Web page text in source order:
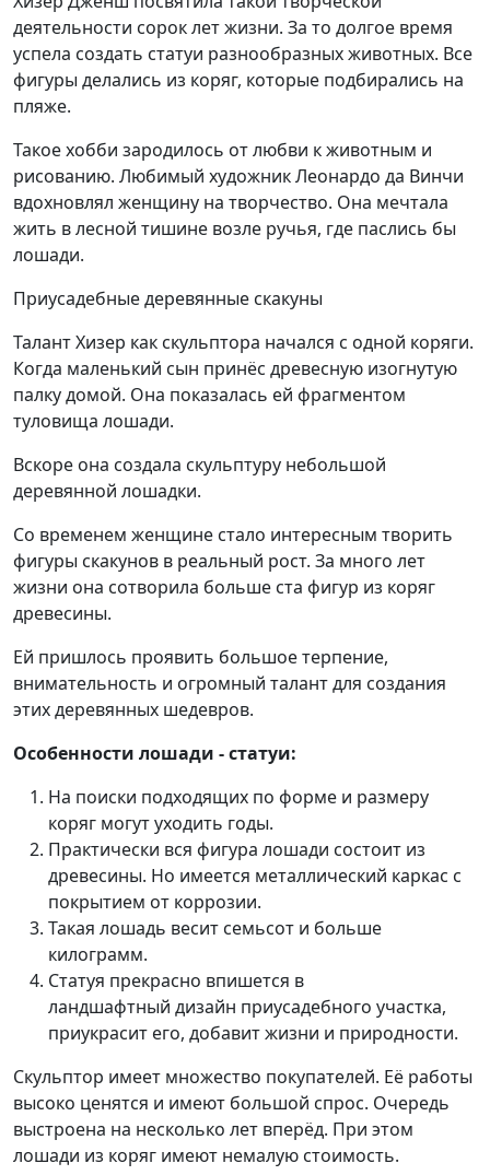
деятельности сорок лет жизни. За то долгое время
успела создать статуи разнообразных животных. Все
фигуры делались из коряг, которые подбирались на
пляже.
Такое хобби зародилось от любви к животным и
рисованию. Любимый художник Леонардо да Винчи
вдохновлял женщину на творчество. Она мечтала
жить в лесной тишине возле ручья, где паслись бы
лошади.
Приусадебные деревянные скакуны
Талант Хизер как скульптора начался с одной коряги.
Когда маленький сын принёс древесную изогнутую
палку домой. Она показалась ей фрагментом
туловища лошади.
Вскоре она создала скульптуру небольшой
деревянной лошадки.
Со временем женщине стало интересным творить
фигуры скакунов в реальный рост. За много лет
жизни она сотворила больше ста фигур из коряг
древесины.
Ей пришлось проявить большое терпение,
внимательность и огромный талант для создания
этих деревянных шедевров.
Особенности лошади - статуи:
На поиски подходящих по форме и размеру
коряг могут уходить годы.
Практически вся фигура лошади состоит из
древесины. Но имеется металлический каркас с
покрытием от коррозии.
Такая лошадь весит семьсот и больше
килограмм.
Статуя прекрасно впишется в
ландшафтный дизайн приусадебного участка,
приукрасит его, добавит жизни и природности.
Скульптор имеет множество покупателей. Её работы
высоко ценятся и имеют большой спрос. Очередь
выстроена на несколько лет вперёд. При этом
лошади из коряг имеют немалую стоимость.